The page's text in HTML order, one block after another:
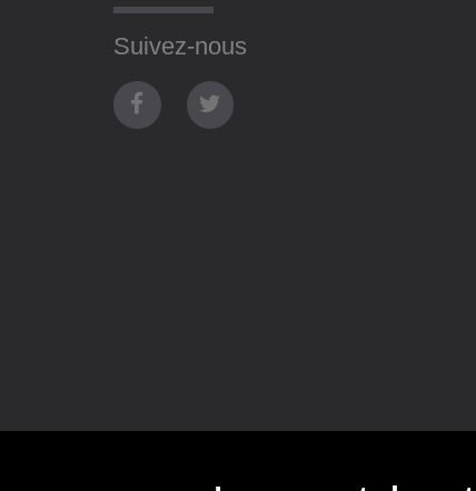
Suivez-nous